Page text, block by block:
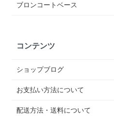
ブロンコートベース
コンテンツ
ショップブログ
お支払い方法について
配送方法・送料について